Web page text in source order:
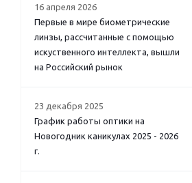
16 апреля 2026
Первые в мире биометрические
линзы, рассчитанные с помощью
искуственного интеллекта, вышли
на Российский рынок
23 декабря 2025
График работы оптики на
Новогодник каникулах 2025 - 2026
г.